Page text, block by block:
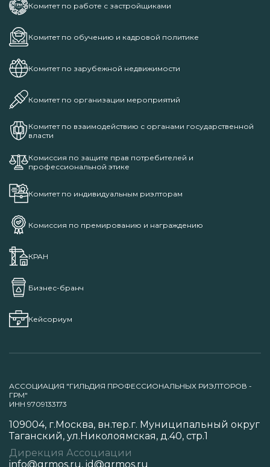
Комитет по работе с застройщиками
Комитет по обучению и кадровой политике
Комитет по зарубежной недвижимости
Комитет по организации мероприятий
Комитет по взаимодействию с органами государственной
власти
Комиссия по защите прав потребителей и
профессиональной этике
Комитет по индивидуальным риэлторам
Комиссия по премированию и награждению
КРАН
Бизнес-бранч
Кейсориум
АССОЦИАЦИЯ "ГИЛЬДИЯ ПРОФЕССИОНАЛЬНЫХ РИЭЛТОРОВ -
ГРМ"
ИНН 9709133173
109004, г.Москва, вн.тер.г. Муниципальный округ
Таганский, ул.Николоямская, д.40, стр.1
Дирекция Ассоциации
info@grmos.ru, id@grmos.ru